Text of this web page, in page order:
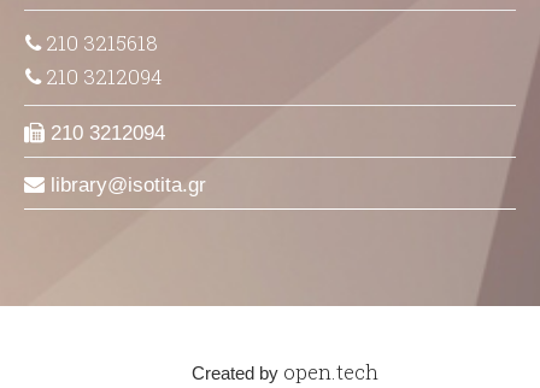
210 3215618
210 3212094
210 3212094
library isotita gr
Created by open.tech